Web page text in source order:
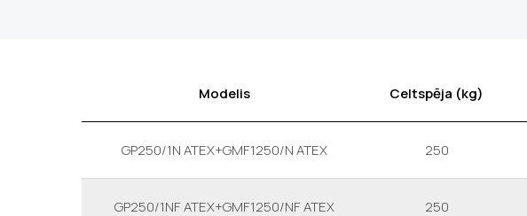
Modelis Celtspēja (kg)
GP250/1N ATEX+GMF1250/N ATEX 250
GP250/1NF ATEX+GMF1250/NF ATEX 250